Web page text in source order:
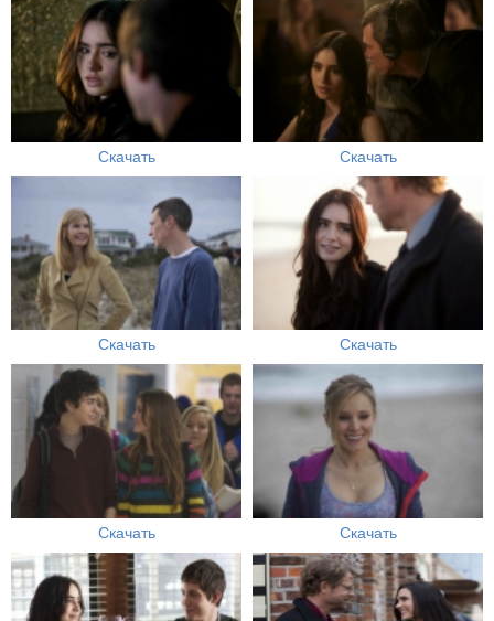
Скачать Скачать
Скачать Скачать
Скачать Скачать